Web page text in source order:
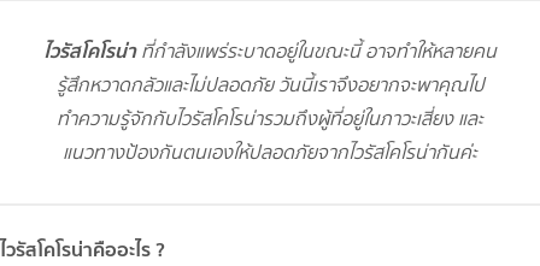
ไวรัสโคโรน่าที่กำลังแพร่ระบาดอยู่ในขณะนี้ อาจทำให้หลายคน
รู้สึกหวาดกลัวและไม่ปลอดภัย วันนี้เราจึงอยากจะพาคุณไป
ทำความรู้จักกับไวรัสโคโรน่ารวมถึงผู้ที่อยู่ในภาวะเสี่ยง และ
แนวทางป้องกันตนเองให้ปลอดภัยจากไวรัสโคโรน่ากันค่ะ
ไวรัสโคโรน่าคืออะไร ?